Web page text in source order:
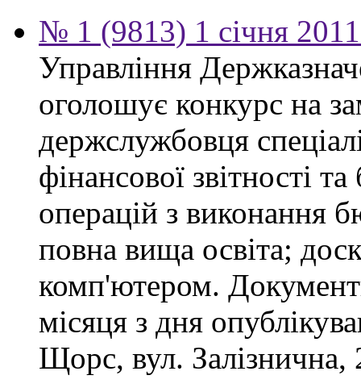
№ 1 (9813) 1 січня
Управління
оголошує конкурс на
держслужбовця
фінансової звітності
операцій з виконання
повна вища освіта;
комп'ютером.
місяця з дня
Щорс, вул. Залізнична,